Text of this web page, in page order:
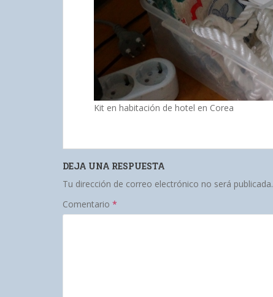
Kit en habitación de hotel en Corea
DEJA UNA RESPUESTA
Tu dirección de correo electrónico no será publicada.
Comentario *